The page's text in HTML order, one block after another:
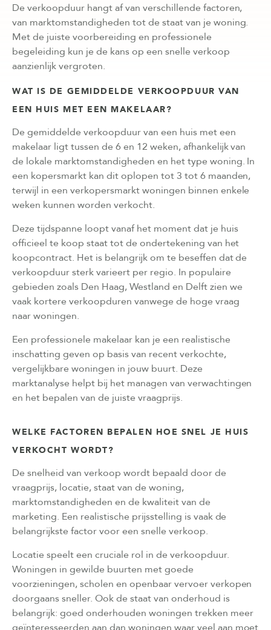
De verkoopduur hangt af van verschillende factoren,
van marktomstandigheden tot de staat van je woning.
Met de juiste voorbereiding en professionele
begeleiding kun je de kans op een snelle verkoop
aanzienlijk vergroten.
WAT IS DE GEMIDDELDE VERKOOPDUUR VAN
EEN HUIS MET EEN MAKELAAR?
De gemiddelde verkoopduur van een huis met een
makelaar ligt tussen de 6 en 12 weken, afhankelijk van
de lokale marktomstandigheden en het type woning. In
een kopersmarkt kan dit oplopen tot 3 tot 6 maanden,
terwijl in een verkopersmarkt woningen binnen enkele
weken kunnen worden verkocht.
Deze tijdspanne loopt vanaf het moment dat je huis
officieel te koop staat tot de ondertekening van het
koopcontract. Het is belangrijk om te beseffen dat de
verkoopduur sterk varieert per regio. In populaire
gebieden zoals Den Haag, Westland en Delft zien we
vaak kortere verkoopduren vanwege de hoge vraag
naar woningen.
Een professionele makelaar kan je een realistische
inschatting geven op basis van recent verkochte,
vergelijkbare woningen in jouw buurt. Deze
marktanalyse helpt bij het managen van verwachtingen
en het bepalen van de juiste vraagprijs.
WELKE FACTOREN BEPALEN HOE SNEL JE HUIS
VERKOCHT WORDT?
De snelheid van verkoop wordt bepaald door de
vraagprijs, locatie, staat van de woning,
marktomstandigheden en de kwaliteit van de
marketing. Een realistische prijsstelling is vaak de
belangrijkste factor voor een snelle verkoop.
Locatie speelt een cruciale rol in de verkoopduur.
Woningen in gewilde buurten met goede
voorzieningen, scholen en openbaar vervoer verkopen
doorgaans sneller. Ook de staat van onderhoud is
belangrijk: goed onderhouden woningen trekken meer